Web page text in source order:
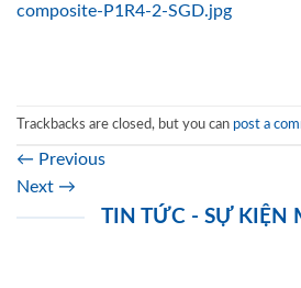
composite-P1R4-2-SGD.jpg
Trackbacks are closed, but you can post a
← Previous
Next →
TIN TỨC - SỰ KIỆN